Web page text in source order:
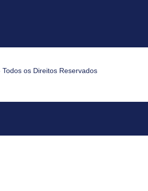
os Direitos Reservados